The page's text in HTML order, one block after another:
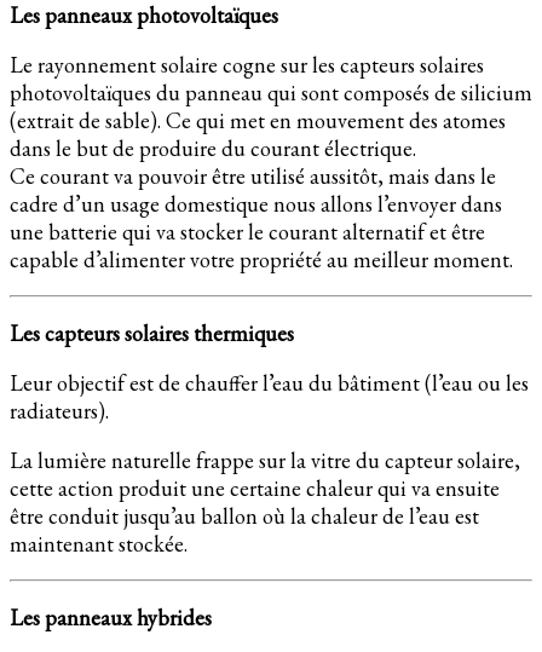
Les panneaux photovoltaïques
Le rayonnement solaire cogne sur les capteurs solaires
photovoltaïques du panneau qui sont composés de silicium
(extrait de sable). Ce qui met en mouvement des atomes
dans le but de produire du courant électrique.
Ce courant va pouvoir être utilisé aussitôt, mais dans le
cadre d’un usage domestique nous allons l’envoyer dans
une batterie qui va stocker le courant alternatif et être
capable d’alimenter votre propriété au meilleur moment.
Les capteurs solaires thermiques
Leur objectif est de chauffer l’eau du bâtiment (l’eau ou les
radiateurs).
La lumière naturelle frappe sur la vitre du capteur solaire,
cette action produit une certaine chaleur qui va ensuite
être conduit jusqu’au ballon où la chaleur de l’eau est
maintenant stockée.
Les panneaux hybrides